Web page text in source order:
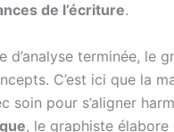
de l’écriture.
d’analyse terminée, le
C’est ici que la
soin pour s’aligner
, le graphiste